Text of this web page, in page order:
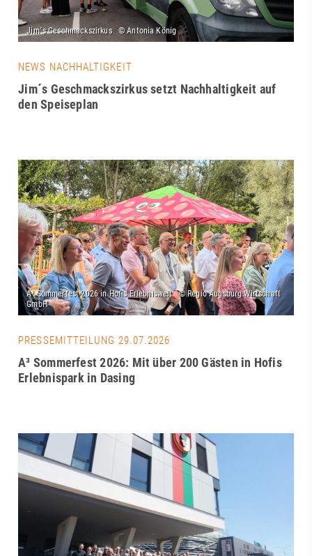
NEWS NACHHALTIGKEIT
Jim´s Geschmackszirkus setzt Nachhaltigkeit auf
den Speiseplan
PRESSEMITTEILUNG 29.07.2026
A³ Sommerfest 2026: Mit über 200 Gästen in Hofis
Erlebnispark in Dasing